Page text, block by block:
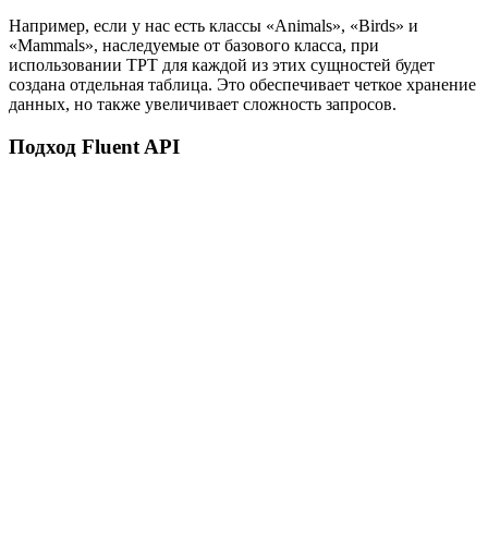
Например, если у нас есть классы «Animals», «Birds» и
«Mammals», наследуемые от базового класса, при
использовании TPT для каждой из этих сущностей будет
создана отдельная таблица. Это обеспечивает четкое хранение
данных, но также увеличивает сложность запросов.
Подход Fluent API